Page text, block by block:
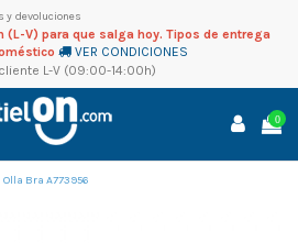
y devoluciones
(L-V) para que salga hoy. Tipos de entrega
VER CONDICIONES
L-V (09:00-14:00h)
0
Olla Bra A773956